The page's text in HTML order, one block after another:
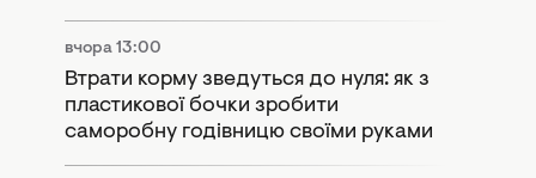
вчора 13:00
Втрати корму зведуться до нуля: як з
пластикової бочки зробити
саморобну годівницю своїми руками